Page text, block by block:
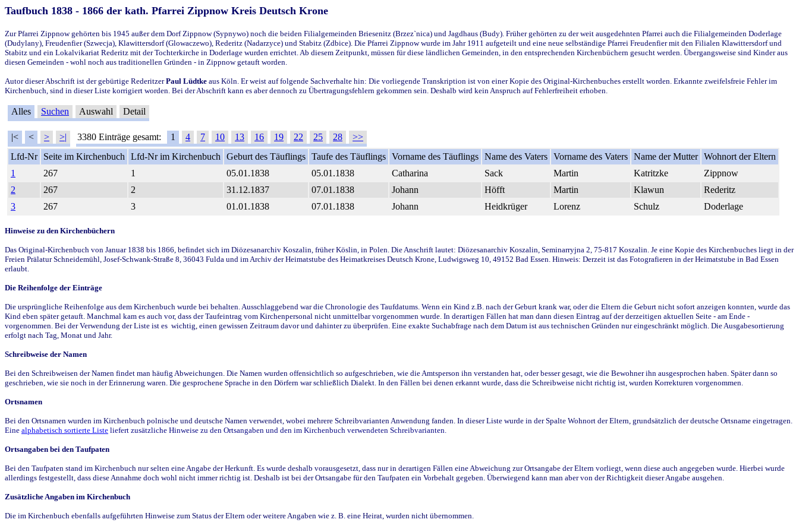
Taufbuch 1838 - 1866 der kath. Pfarrei Zippnow Kreis Deutsch Krone
Zur Pfarrei Zippnow gehörten bis 1945 außer dem Dorf Zippnow (Sypnywo) noch die beiden Filialgemeinden Briesenitz (Brzez`nica) und Jagdhaus (Budy). Früher gehörten zu der weit ausgedehnten Pfarrei auch die Filialgemeinden Doderlage
(Dudylany), Freudenfier (Szwecja), Klawittersdorf (Glowaczewo), Rederitz (Nadarzyce) und Stabitz (Zdbice). Die Pfarrei Zippnow wurde im Jahr 1911 aufgeteilt und eine neue selbständige Pfarrei Freudenfier mit den Filialen Klawittersdorf und
Stabitz und ein Lokalvikariat Rederitz mit der Tochterkirche in Doderlage wurden errichtet. Ab diesem Zeitpunkt, müssen für diese ländlichen Gemeinden, in den entsprechenden Kirchenbüchern gesucht werden. Übergangsweise sind Kinder aus
diesen Gemeinden - wohl noch aus traditionellen Gründen - in Zippnow getauft worden.
Autor dieser Abschrift ist der gebürtige RederitzerPaul Lüdtke aus Köln. Er weist auf folgende Sachverhalte hin: Die vorliegende Transkription ist von einer Kopie des Original-Kirchenbuches erstellt worden. Erkannte zweifelsfreie Fehler im
Kirchenbuch, sind in dieser Liste korrigiert worden. Bei der Abschrift kann es aber dennoch zu Übertragungsfehlern gekommen sein. Deshalb wird kein Anspruch auf Fehlerfreiheit erhoben.
Alles Suchen Auswahl Detail
|< < > >| 3380 Einträge gesamt: 1 4 7 10 13 16 19 22 25 28
>>
Lfd-Nr
Seite im Kirchenbuch Lfd-Nr im Kirchenbuch Geburt des Täuflings Taufe des Täuflings Vorname des Täuflings Name des Vaters Vorname des Vaters Name der Mutter Wohnort der Eltern
1
267 1 05.01.1838 05.01.1838 Catharina Sack Martin Katritzke
Zippnow
2
267 2 31.12.1837 07.01.1838 Johann Höfft Martin Klawun
Rederitz
3
267 3 01.01.1838 07.01.1838 Johann Heidkrüger Lorenz Schulz Doderlage
Hinweise zu den Kirchenbüchern
Das Original-Kirchenbuch von Januar 1838 bis 1866, befindet sich im Diözesanarchiv Koszalin, früher Köslin, in Polen. Die Anschrift lautet: Diözesanarchiv Koszalin, Seminarryjna 2, 75-817 Koszalin. Je eine Kopie des Kirchenbuches liegt in der
Freien Prälatur Schneidemühl, Josef-Schwank-Straße 8, 36043 Fulda und im Archiv der Heimatstube des Heimatkreises Deutsch Krone, Ludwigsweg 10, 49152 Bad Essen. Hinweis: Derzeit ist das Fotografieren in der Heimatstube in Bad Essen
erlaubt.
Die Reihenfolge der Einträge
Die ursprüngliche Reihenfolge aus dem Kirchenbuch wurde bei behalten. Ausschlaggebend war die Chronologie des Taufdatums. Wenn ein Kind z.B. nach der Geburt krank war, oder die Eltern die Geburt nicht sofort anzeigen konnten, wurde das
Kind eben später getauft. Manchmal kam es auch vor, dass der Taufeintrag vom Kirchenpersonal nicht unmittelbar vorgenommen wurde. In derartigen Fällen hat man dann diesen Eintrag auf der derzeitigen aktuellen Seite - am Ende -
vorgenommen. Bei der Verwendung der Liste ist es wichtig, einen gewissen Zeitraum davor und dahinter zu überprüfen. Eine exakte Suchabfrage nach dem Datum ist aus technischen Gründen nur eingeschränkt möglich. Die Ausgabesortierung
erfolgt nach Tag, Monat und Jahr.
Schreibweise der Namen
Bei den Schreibweisen der Namen findet man häufig Abweichungen. Die Namen wurden offensichtlich so aufgeschrieben, wie die Amtsperson ihn verstanden hat, oder besser gesagt, wie die Bewohner ihn ausgesprochen haben. Später dann so
geschrieben, wie sie noch in der Erinnerung waren. Die gesprochene Sprache in den Dörfern war schließlich Dialekt. In den Fällen bei denen erkannt wurde, dass die Schreibweise nicht richtig ist, wurden Korrekturen vorgenommen.
Ortsnamen
Bei den Ortsnamen wurden im Kirchenbuch polnische und deutsche Namen verwendet, wobei mehrere Schreibvarianten Anwendung fanden. In dieser Liste wurde in der Spalte Wohnort der Eltern, grundsätzlich der deutsche Ortsname eingetragen.
Eine alphabetisch sortierte Liste liefert zusätzliche Hinweise zu den Ortsangaben und den im Kirchenbuch verwendeten Schreibvarianten.
Ortsangaben bei den Taufpaten
Bei den Taufpaten stand im Kirchenbuch nur selten eine Angabe der Herkunft. Es wurde deshalb vorausgesetzt, dass nur in derartigen Fällen eine Abweichung zur Ortsangabe der Eltern vorliegt, wenn diese auch angegeben wurde. Hierbei wurde
allerdings festgestellt, dass diese Annahme doch wohl nicht immer richtig ist. Deshalb ist bei der Ortsangabe für den Taufpaten ein Vorbehalt gegeben. Überwiegend kann man aber von der Richtigkeit dieser Angabe ausgehen.
Zusätzliche Angaben im Kirchenbuch
Die im Kirchenbuch ebenfalls aufgeführten Hinweise zum Status der Eltern oder weitere Angaben wie z. B. eine Heirat, wurden nicht übernommen.